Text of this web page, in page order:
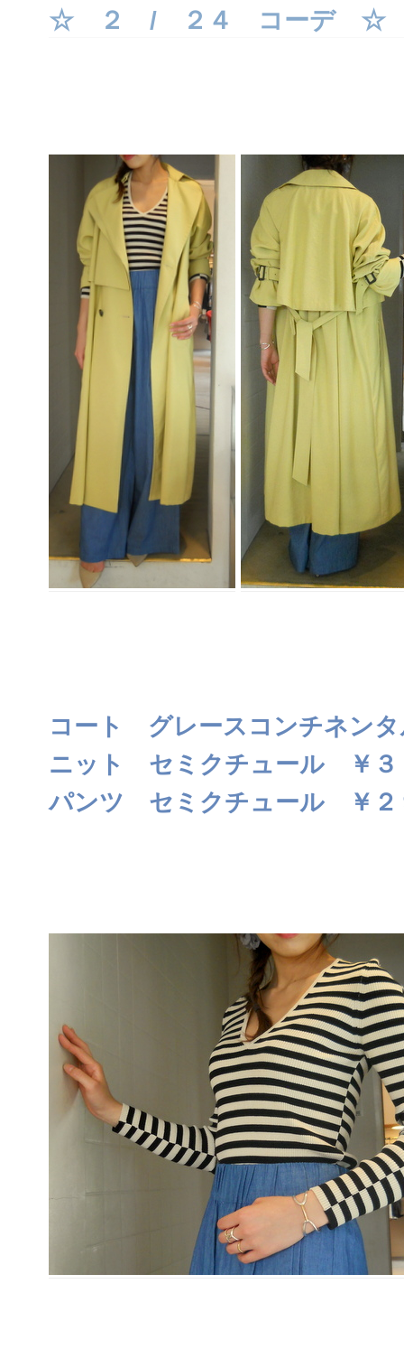
３
コ
ー
☆ ２ / ２４ コーデ ☆
コート グレースコンチネン
ニット セミクチュール ￥３
パンツ セミクチュール ￥２